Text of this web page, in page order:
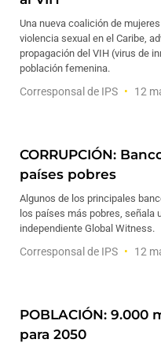
Una nueva coalición de
violencia sexual en el Caribe,
propagación del VIH (virus de
población femenina.
Corresponsal de IPS 12
CORRUPCIÓN:
países pobres
Algunos de los principales
los países más pobres, señala
independiente Global Witness.
Corresponsal de IPS 12
POBLACIÓN: 9.000
para 2050